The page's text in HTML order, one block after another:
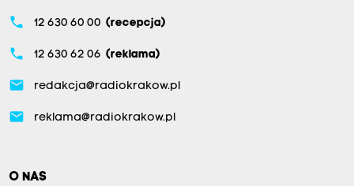
phone 12 630 60 00 (recepcja)
phone 12 630 62 06 (reklama)
email redakcja@radiokrakow.pl
email reklama@radiokrakow.pl
O NAS